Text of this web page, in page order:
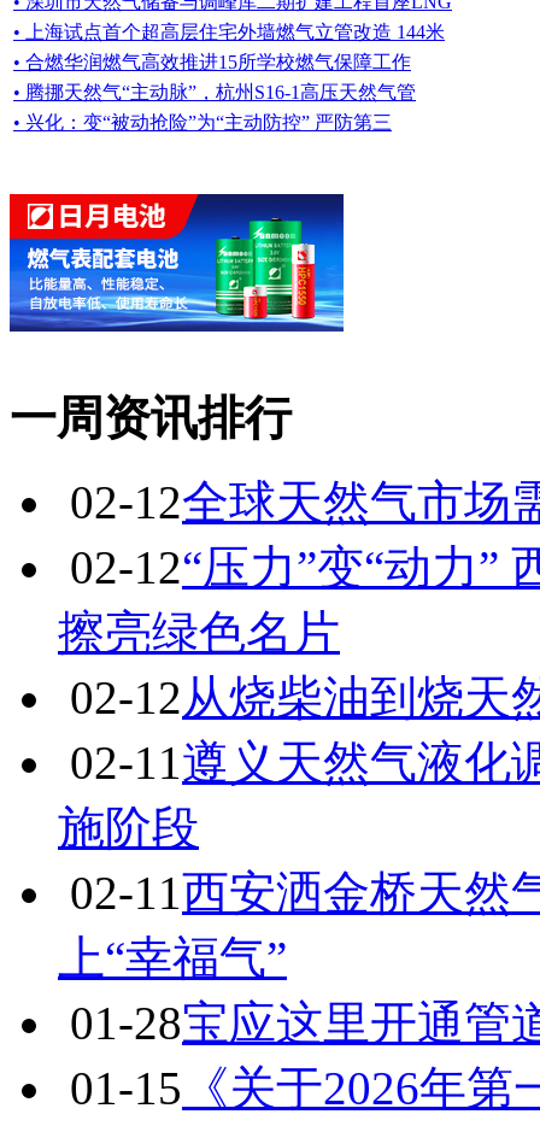
• 上海试点首个超高层住宅外墙燃气立管改造 144米
• 合燃华润燃气高效推进15所学校燃气保障工作
• 腾挪天然气“主动脉”，杭州S16-1高压天然气管
• 兴化：变“被动抢险”为“主动防控” 严防第三
一周资讯排行
02-12全球天然气市场
02-12“压力”变“动力”
擦亮绿色名片
02-12从烧柴油到烧天
02-11遵义天然气液化
施阶段
02-11西安洒金桥天然
上“幸福气”
01-28宝应这里开通管
01-15 《关于2026年